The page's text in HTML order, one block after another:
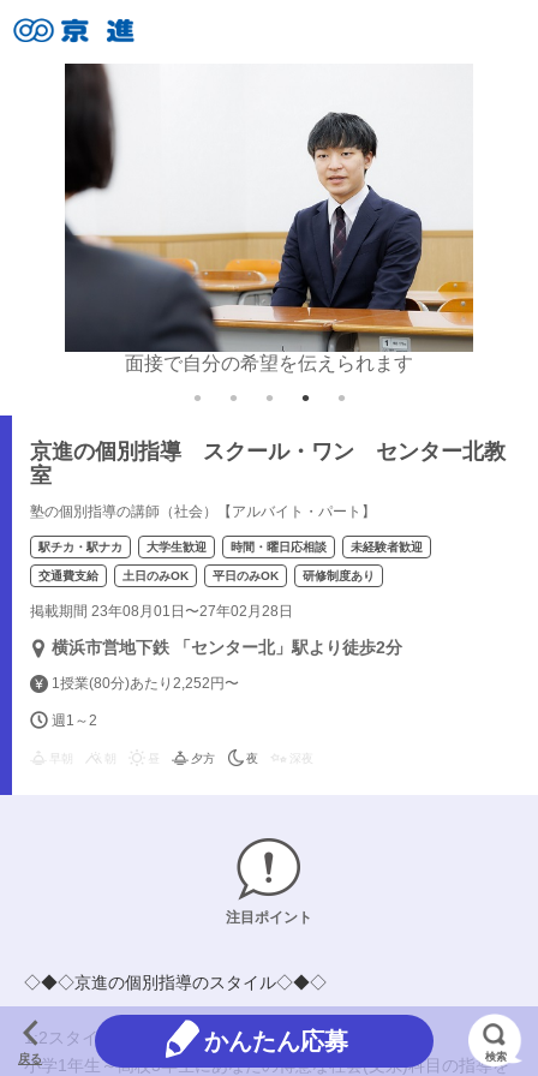
面接で自分の希望を伝えられます
京進の個別指導 スクール・ワン センター北教
室
塾の個別指導の講師（社会）【アルバイト・パート】
駅チカ・駅ナカ 大学生歓迎 時間・曜日応相談 未経験者歓迎
交通費支給 土日のみOK 平日のみOK 研修制度あり
掲載期間 23年08月01日〜27年02月28日
横浜市営地下鉄 「センター北」駅より徒歩2分
1授業(80分)あたり2,252円〜
週1～2
夕方 夜 深夜
注目ポイント
◇◆◇京進の個別指導のスタイル◇◆◇
1:2スタイルで生徒2名に指導する塾です。
小学1年生～高校3年生にあなたの得意な社会(文系)科目の指導を
戻る
かんたん応募
検索